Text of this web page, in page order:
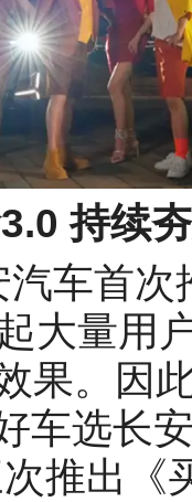
持续
车首次
大量用
果。因
车选长
推出《